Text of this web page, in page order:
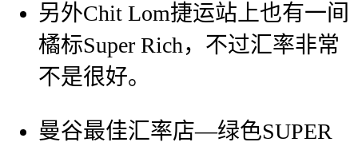
另外Chit Lom捷运站上也有一间
橘标Super Rich，不过汇率非常
不是很好。
曼谷最佳汇率店—绿色SUPER